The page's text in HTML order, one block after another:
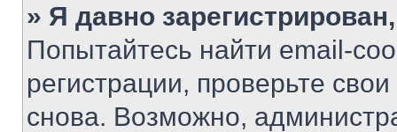
» Я давно
Попытайтесь найти email-
регистрации, проверьте
снова. Возможно,